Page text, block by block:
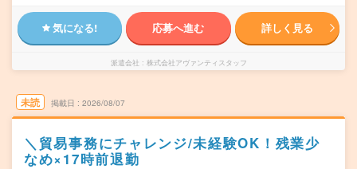
気になる! 応募へ進む 詳しく見る
派遣会社 株式会社アヴァンティスタッフ
未読 掲載日 2026/08/07
＼貿易事務にチャレンジ/未経験OK！残業少
なめ×17時前退勤